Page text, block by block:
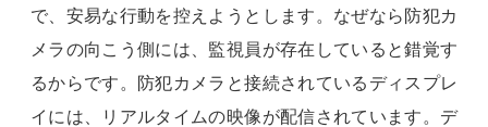
で、安易な行動を控えようとします。なぜなら防犯カ
メラの向こう側には、監視員が存在していると錯覚す
るからです。防犯カメラと接続されているディスプレ
イには、リアルタイムの映像が配信されています。デ